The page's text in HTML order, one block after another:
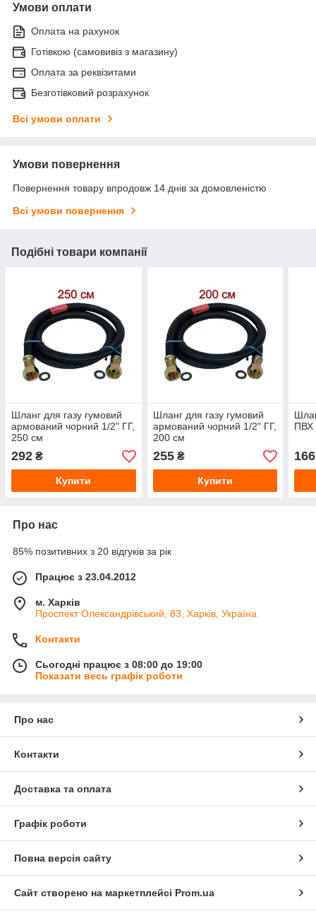
Умови оплати
Оплата на рахунок
Готівкою (самовивіз з магазину)
Оплата за реквізитами
Безготівковий розрахунок
Всі умови оплати
Умови повернення
Повернення товару впродовж 14 днів за домовленістю
Всі умови повернення
Подібні товари компанії
Шланг для газу гумовий
армований чорний 1/2" ГГ,
250 см
292 ₴
Купити
Шланг для газу гумовий
армований чорний 1/2" ГГ,
200 см
255₴
Купити
ПВХ
166
Про нас
85% позитивних з 20 відгуків за рік
Працює з 23.04.2012
м. Харків
Проспект Олександрівський, 83, Харків, Україна
Контакти
Сьогодні працює з 08:00 до 19:00
Показати весь графік роботи
Про нас
Контакти
Доставка та оплата
Графік роботи
Повна версія сайту
Сайт створено на маркетплейсі Prom.ua